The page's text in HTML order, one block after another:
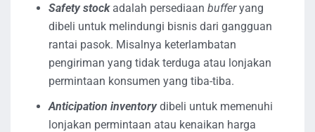
Safety stockadalah persediaan bufferyang
dibeli untuk melindungi bisnis dari gangguan
rantai pasok. Misalnya keterlambatan
pengiriman yang tidak terduga atau lonjakan
permintaan konsumen yang tiba-tiba.
Anticipation inventorydibeli untuk memenuhi
lonjakan permintaan atau kenaikan harga